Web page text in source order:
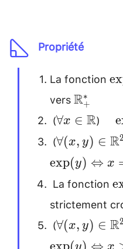
Propriété
La fonctionex
vers
\\
R+
∗
(\forall x \in
∀x ∈ R) e
(\forall (x,y)
\in
∀(x, y) ∈ R2
exp(y) ⇔ x
La fonctione
strictement
(\forall (x,y)
\in
∀(x, y) ∈ R2
exp( ) ⇔